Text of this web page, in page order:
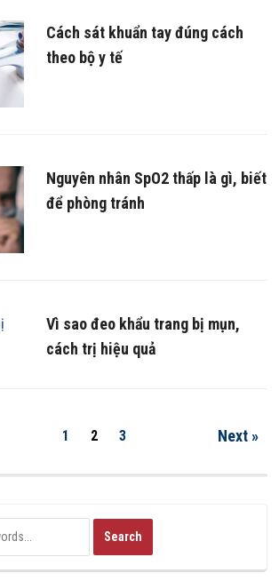
Cách sát khuẩn tay đúng cách
theo bộ y tế
Nguyên nhân SpO2 thấp là gì, biết
để phòng tránh
Vì sao đeo khẩu trang bị mụn,
cách trị hiệu quả
1 2 3 Next »